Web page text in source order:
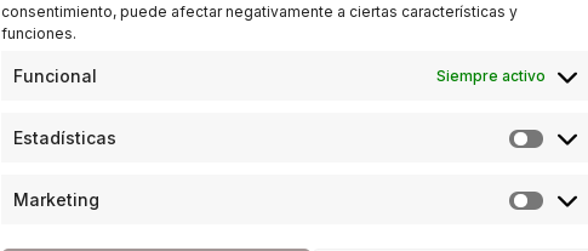
consentimiento, puede afectar negativamente a ciertas características y
funciones.
Funcional Siempre activo
Estadísticas
Marketing